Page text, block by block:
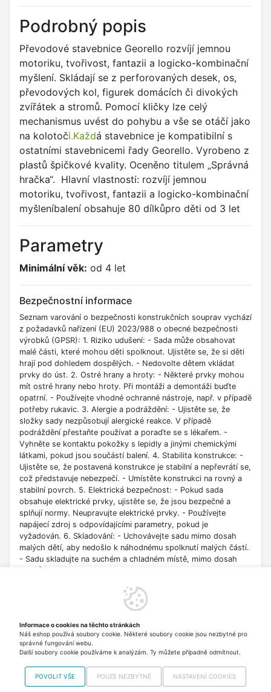
Podrobný popis
Převodové stavebnice Georello rozvíjí jemnou
motoriku, tvořivost, fantazii a logicko-kombinační
myšlení. Skládají se z perforovaných desek, os,
převodových kol, figurek domácích či divokých
zvířátek a stromů. Pomocí kličky lze celý
mechanismus uvést do pohybu a vše se otáčí jako
na kolotoči.Každá stavebnice je kompatibilní s
ostatními stavebnicemi řady Georello. Vyrobeno z
plastů špičkové kvality. Oceněno titulem „Správná
hračka“. Hlavní vlastnosti: rozvíjí jemnou
motoriku, tvořivost, fantazii a logicko-kombinační
myšleníbalení obsahuje 80 dílkůpro děti od 3 let
Parametry
Minimální věk: od 4 let
Bezpečnostní informace
Seznam varování o bezpečnosti konstrukčních souprav vychází
z požadavků nařízení (EU) 2023/988 o obecné bezpečnosti
výrobků (GPSR): 1. Riziko udušení: - Sada může obsahovat
malé části, které mohou děti spolknout. Ujistěte se, že si děti
hrají pod dohledem dospělých. - Nedovolte dětem vkládat
prvky do úst. 2. Ostré hrany a hroty: - Některé prvky mohou
mít ostré hrany nebo hroty. Při montáži a demontáži buďte
opatrní. - Používejte vhodné ochranné nástroje, např. v případě
potřeby rukavic. 3. Alergie a podráždění: - Ujistěte se, že
složky sady nezpůsobují alergické reakce. V případě
podráždění přestaňte používat a poraďte se s lékařem. -
Vyhněte se kontaktu pokožky s lepidly a jinými chemickými
látkami, pokud jsou součástí balení. 4. Stabilita konstrukce: -
Ujistěte se, že postavená konstrukce je stabilní a nepřevrátí se,
což představuje nebezpečí. - Umístěte konstrukci na rovný a
stabilní povrch. 5. Elektrická bezpečnost: - Pokud sada
obsahuje elektrické prvky, ujistěte se, že jsou bezpečné a
splňují normy. Neupravujte elektrické prvky. - Používejte
napájecí zdroj s odpovídajícími parametry, pokud je
vyžadován. 6. Skladování: - Uchovávejte sadu mimo dosah
malých dětí, aby nedošlo k náhodnému spolknutí malých částí.
- Sadu skladujte na suchém a chladném místě, mimo dosah
na obalu. - Ujistěte se, že dítě má správné dovednosti a
zralost pro bezpečné používání sady. 8. Nástroje: - Při
vhodné pracovní oblečení. 9. Nebezpečí požáru: - Vyhněte se
kontaktu soupravy s otevřeným ohněm nebo vysokými
teplotami.
Najdete nás i naMALL.CZ Copyright © 2012-2026
Informace o cookies na těchto stránkách
Náš eshop používá soubory cookie. Některé soubory cookie jsou nezbytné pro
správné fungování webu.
Další soubory cookie používáme k analýzám. Ty můžete případně odmítnout.
POVOLIT VŠE POUZE NEZBYTNÉ NASTAVENÍ COOKIES